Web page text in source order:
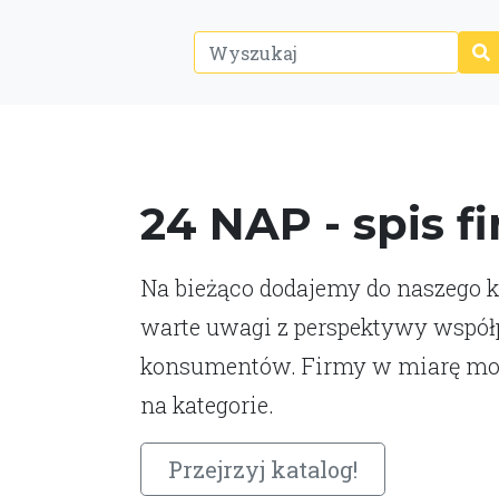
24 NAP - spis
Na bieżąco dodajemy do naszego
warte uwagi z perspektywy
konsumentów. Firmy w miarę
na kategorie.
Przejrzyj katalog!